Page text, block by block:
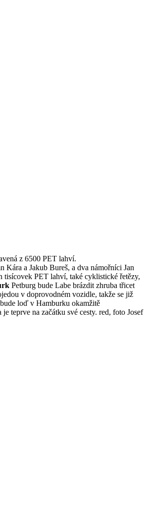
z 6500 PET lahví.
a Jakub Bureš, a dva námořníci Jan
tisícovek PET lahví, také cyklistické řetězy,
Petburg bude Labe brázdit zhruba třicet
v doprovodném vozidle, takže se již
loď v Hamburku okamžitě
teprve na začátku své cesty. red, foto Josef